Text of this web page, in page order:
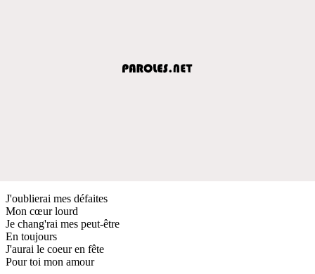
J'oublierai mes défaites
Mon cœur lourd
Je chang'rai mes peut-être
En toujours
J'aurai le coeur en fête
Pour toi mon amour